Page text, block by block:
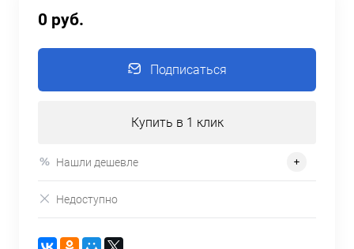
0 руб.
Подписаться
Купить в 1 клик
Нашли дешевле
Недоступно